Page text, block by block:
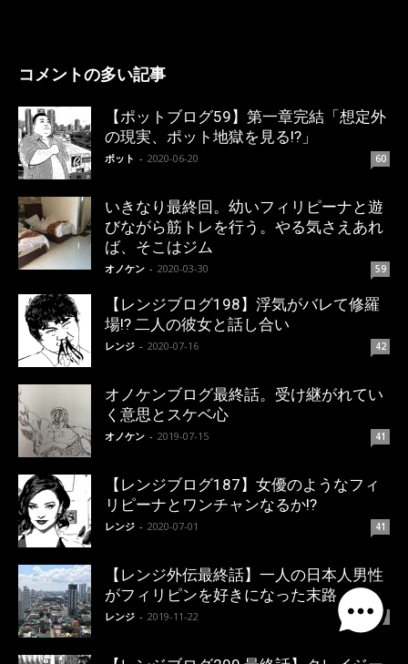
コメントの多い記事
【ポットブログ59】第一章完結「想定外
の現実、ポット地獄を見る!?」
ポット - 2020-06-20 60
いきなり最終回。幼いフィリピーナと遊
びながら筋トレを行う。やる気さえあれ
ば、そこはジム
オノケン - 2020-03-30 59
【レンジブログ198】浮気がバレて修羅
場!? 二人の彼女と話し合い
レンジ - 2020-07-16 42
オノケンブログ最終話。受け継がれてい
く意思とスケベ心
オノケン - 2019-07-15 41
【レンジブログ187】女優のようなフィ
リピーナとワンチャンなるか!?
レンジ - 2020-07-01 41
【レンジ外伝最終話】一人の日本人男性
がフィリピンを好きになった末路
レンジ - 2019-11-22 40